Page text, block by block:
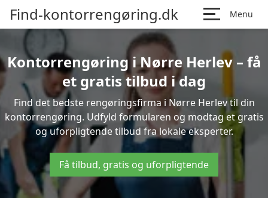
Find-kontorrengøring.dk Menu
Kontorrengøring i Nørre Herlev – få
et gratis tilbud i dag
Find det bedste rengøringsfirma i Nørre Herlev til din
kontorrengøring. Udfyld formularen og modtag et gratis
og uforpligtende tilbud fra lokale eksperter.
Få tilbud, gratis og uforpligtende